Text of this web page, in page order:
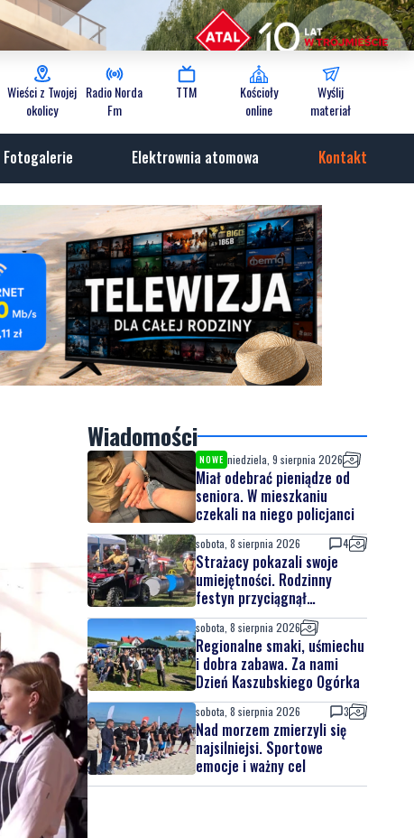
Wieści z Twojej
okolicy
Radio Norda
Fm
TTM
Kościoły
online
Wyślij
materiał
Fotogalerie Elektrownia atomowa Kontakt
Wiadomości
NOWE niedziela, 9 sierpnia 2026
Miał odebrać pieniądze od
seniora. W mieszkaniu
czekali na niego policjanci
sobota, 8 sierpnia 2026 4
Strażacy pokazali swoje
umiejętności. Rodzinny
festyn przyciągnął
mieszkańców oraz gości
sobota, 8 sierpnia 2026
Regionalne smaki, uśmiechu
i dobra zabawa. Za nami
Dzień Kaszubskiego Ogórka
sobota, 8 sierpnia 2026 3
Nad morzem zmierzyli się
najsilniejsi. Sportowe
emocje i ważny cel